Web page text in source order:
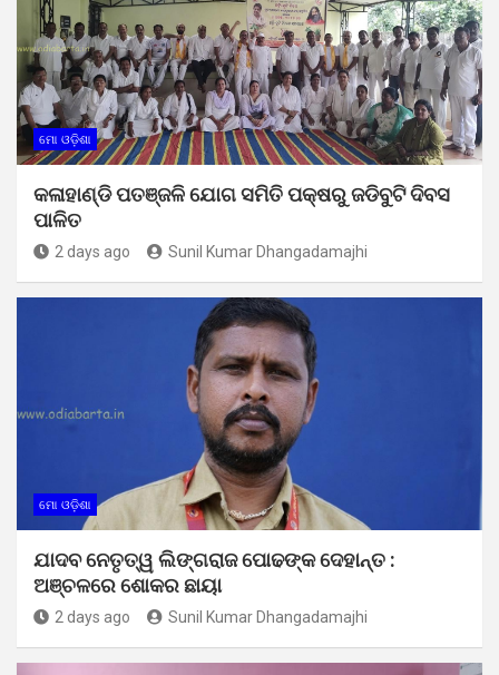
ମୋ ଓଡ଼ିଶା
କଳାହାଣ୍ଡି ପତଞ୍ଜଳି ଯୋଗ ସମିତି ପକ୍ଷରୁ ଜଡିବୁଟି ଦିବସ
ପାଳିତ
2 days ago Sunil Kumar Dhangadamajhi
ମୋ ଓଡ଼ିଶା
ଯାଦବ ନେତୃତ୍ୱ ଲିଙ୍ଗରାଜ ପୋଢଙ୍କ ଦେହାନ୍ତ :
ଅଞ୍ଚଳରେ ଶୋକର ଛାୟା
2 days ago Sunil Kumar Dhangadamajhi